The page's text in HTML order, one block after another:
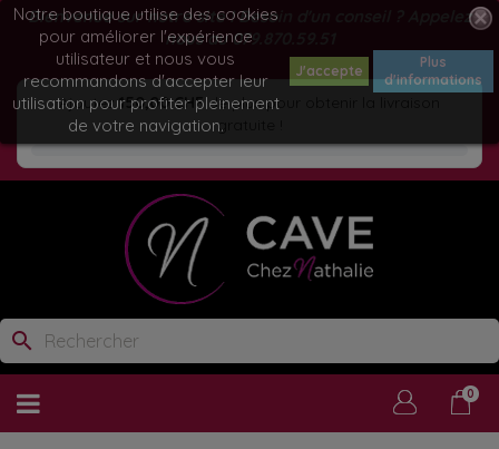
Bienvenue sur notre site ! Besoin d'un conseil ? Appelez
nous au 079.870.59.51
Ajoutez150,00 CHFde plus pour obtenir la livraison
gratuite !
search
Notre boutique utilise des cookies
pour améliorer l'expérience
utilisateur et nous vous
recommandons d'accepter leur
utilisation pour profiter pleinement
de votre navigation.
J'accepte
Plus
d'informations
0